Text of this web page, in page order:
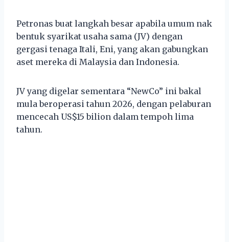
Petronas buat langkah besar apabila umum nak
bentuk syarikat usaha sama (JV) dengan
gergasi tenaga Itali, Eni, yang akan gabungkan
aset mereka di Malaysia dan Indonesia.
JV yang digelar sementara “NewCo” ini bakal
mula beroperasi tahun 2026, dengan pelaburan
mencecah US$15 bilion dalam tempoh lima
tahun.